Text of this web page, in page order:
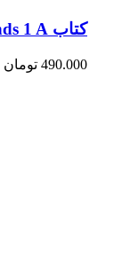
کتاب Family & Friends 1 A
490.000 تومان